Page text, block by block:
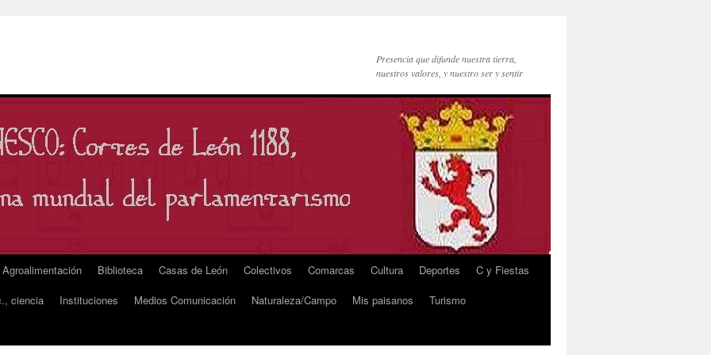
Presencia que difunde nuestra tierra,
nuestros valores, y nuestro ser y sentir
Agroalimentación Biblioteca Casas de León Colectivos Comarcas Cultura Deportes
C y Fiestas
ciencia Instituciones Medios Comunicación Naturaleza/Campo Mis paisanos
Turismo